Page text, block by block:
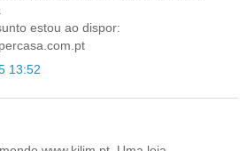
estou ao dispor:
13:52